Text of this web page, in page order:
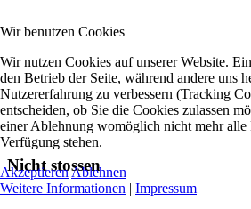
Nicht stossen
Wir benutzen Cookies
Wir nutzen Cookies auf unserer Website.
den Betrieb der Seite, während andere uns
Nutzererfahrung zu verbessern (Tracking
entscheiden, ob Sie die Cookies zulassen
einer Ablehnung womöglich nicht mehr alle
Verfügung stehen.
AkzeptierenAblehnen
Weitere Informationen | Impressum